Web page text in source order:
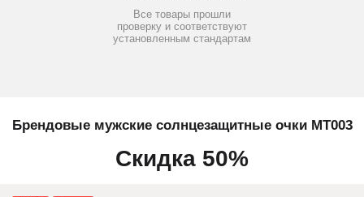
Все товары прошли
проверку и соответствуют
установленным стандартам
Брендовые мужские солнцезащитные очки МТ003
Скидка 50%